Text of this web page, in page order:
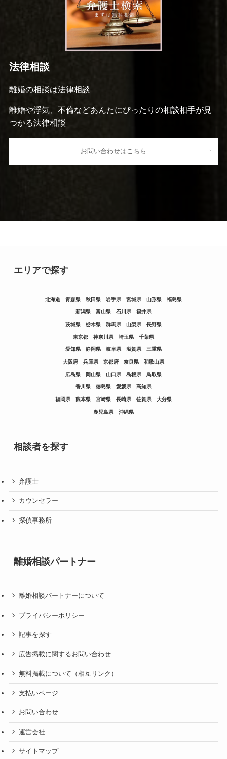
法律相談
離婚の相談は法律相談
離婚や浮気、不倫などあんたにぴったりの相談相手が見
つかる法律相談
お問い合わせはこちら
エリアで探す
北海道 青森県 秋田県 岩手県 宮城県 山形県 福島県
新潟県 富山県 石川県 福井県
茨城県 栃木県 群馬県 山梨県 長野県
東京都 神奈川県 埼玉県 千葉県
愛知県 静岡県 岐阜県 滋賀県 三重県
大阪府 兵庫県 京都府 奈良県 和歌山県
広島県 岡山県 山口県 島根県 鳥取県
香川県 徳島県 愛媛県 高知県
福岡県 熊本県 宮崎県 長崎県 佐賀県 大分県
鹿児島県 沖縄県
相談者を探す
弁護士
カウンセラー
探偵事務所
離婚相談パートナー
離婚相談パートナーについて
プライバシーポリシー
記事を探す
広告掲載に関するお問い合わせ
無料掲載について（相互リンク）
支払いページ
お問い合わせ
運営会社
サイトマップ